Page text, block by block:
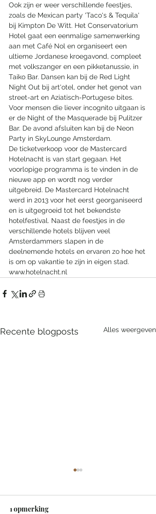
Ook zijn er weer verschillende feestjes,
zoals de Mexican party 'Taco's & Tequila'
bij Kimpton De Witt. Het Conservatorium
Hotel gaat een eenmalige samenwerking
aan met Café Nol en organiseert een
ultieme Jordanese kroegavond, compleet
met volkszanger en een pikketanussie, in
Taiko Bar. Dansen kan bij de Red Light
Night Out bij art'otel, onder het genot van
street-art en Aziatisch-Portugese bites.
Voor mensen die liever incognito uitgaan is
er de Night of the Masquerade bij Pulitzer
Bar. De avond afsluiten kan bij de Neon
Party in SkyLounge Amsterdam.
De ticketverkoop voor de Mastercard
Hotelnacht is van start gegaan. Het
voorlopige programma is te vinden in de
nieuwe app en wordt nog verder
uitgebreid. De Mastercard Hotelnacht
werd in 2013 voor het eerst georganiseerd
en is uitgegroeid tot het bekendste
hotelfestival. Naast de feestjes in de
verschillende hotels blijven veel
Amsterdammers slapen in de
deelnemende hotels en ervaren zo hoe het
is om op vakantie te zijn in eigen stad.
www.hotelnacht.nl
Recente blogposts Alles weergeven
1 opmerking